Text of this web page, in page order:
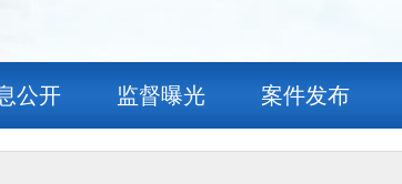
公开 监督曝光 案件发布